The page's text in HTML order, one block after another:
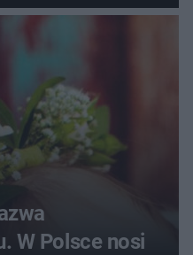
W Polsce nosi